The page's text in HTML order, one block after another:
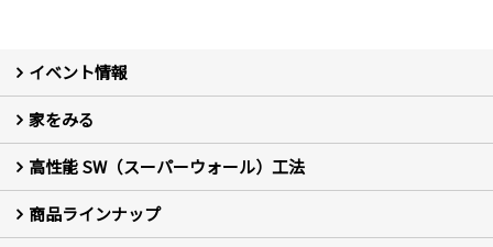
イベント情報
イベント予告
イベント報告
家をみる
フォトギャラリー
現場レポート
お客様の声
高性能 SW（スーパーウォール）工法
新築住宅の制振SW工法
セミ新築のSW工法（断熱リノベーション）
商品ラインナップ